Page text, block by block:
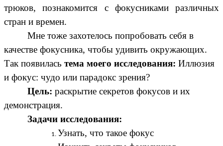
трюков, познакомится с фокусниками различных
стран и времен.
Мне тоже захотелось попробовать себя в
качестве фокусника, чтобы удивить окружающих.
Так появилась тема моего исследования: Иллюзия
и фокус: чудо или парадокс зрения?
Цель:раскрытие секретов фокусов и их
демонстрация.
Задачи исследования:
Узнать, что такое фокус